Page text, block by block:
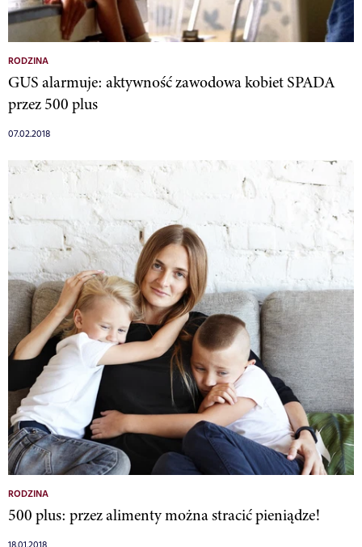
RODZINA
GUS alarmuje: aktywność zawodowa kobiet SPADA
przez 500 plus
07.02.2018
RODZINA
500 plus: przez alimenty można stracić pieniądze!